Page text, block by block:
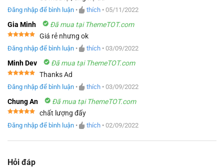
hạng55
Đăng nhập để bình luận • thích • 05/11/2022
Gia Minh Đã mua tại ThemeTOT.com
hạng55
Giá rẻ nhưng ok
Đăng nhập để bình luận • thích • 03/09/2022
Minh Dev Đã mua tại ThemeTOT.com
hạng55
Thanks Ad
Đăng nhập để bình luận • thích • 03/09/2022
Chung An Đã mua tại ThemeTOT.com
hạng55
chất lượng đấy
Đăng nhập để bình luận • thích • 02/09/2022
Hỏi đáp